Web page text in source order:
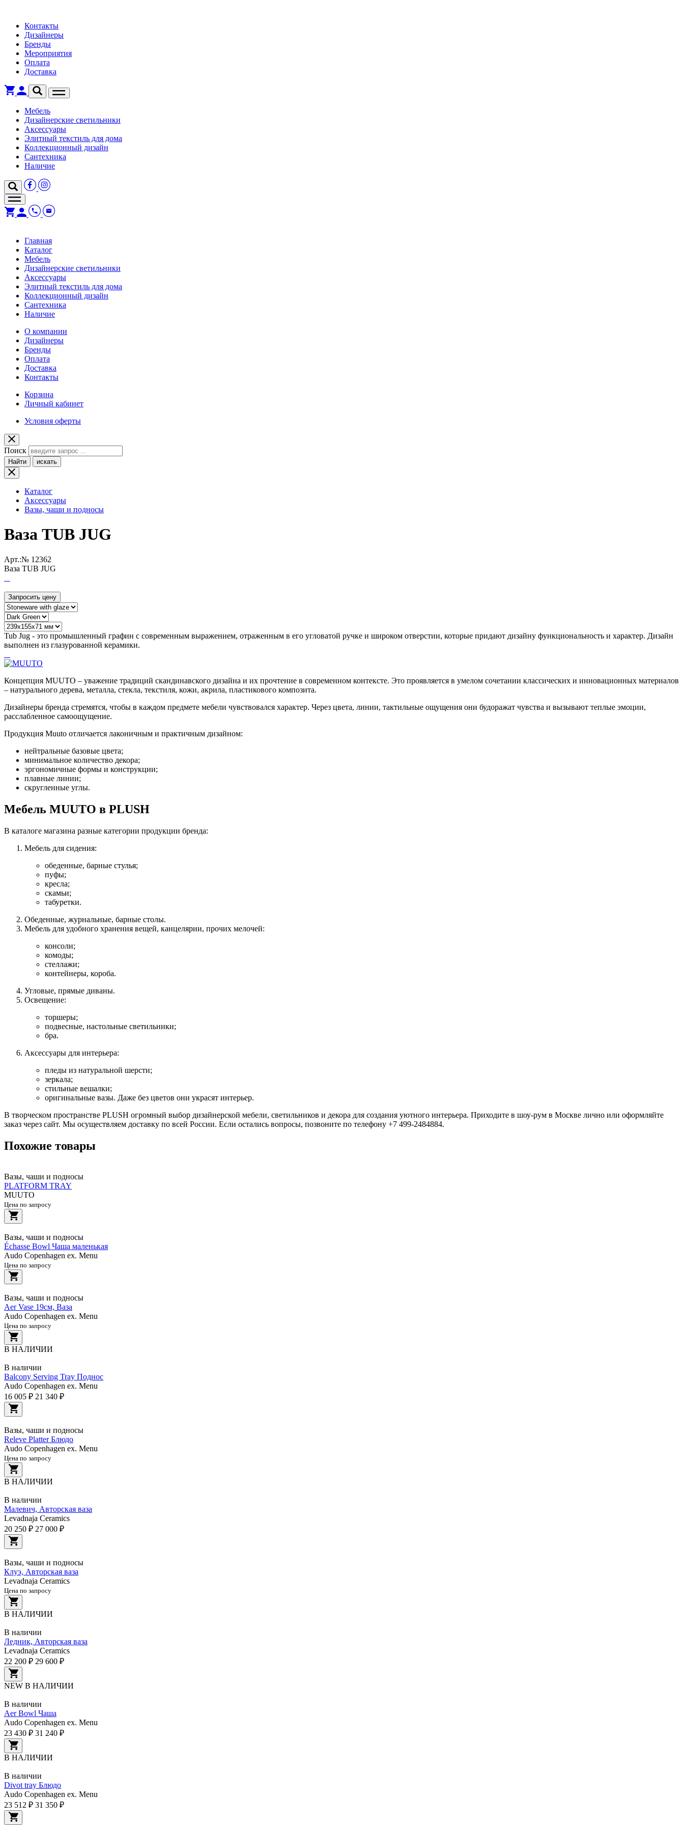
Контакты
Дизайнеры
Бренды
Мероприятия
Оплата
Доставка
Мебель
Дизайнерские светильники
Аксессуары
Элитный текстиль для дома
Коллекционный дизайн
Сантехника
Наличие
Главная
Каталог
Мебель
Дизайнерские светильники
Аксессуары
Элитный текстиль для дома
Коллекционный дизайн
Сантехника
Наличие
О компании
Дизайнеры
Бренды
Оплата
Доставка
Контакты
Корзина
Личный кабинет
Условия оферты
Поиск
Найти искать
Каталог
Аксессуары
Вазы, чаши и подносы
Ваза TUB JUG
Арт.:№ 12362
Ваза TUB JUG
Запросить цену
Tub Jug - это промышленный графин с современным выражением, отраженным в его угловатой ручке и широком отверстии, которые придают дизайну функциональность и характер. Дизайн
выполнен из глазурованной керамики.
Концепция MUUTO – уважение традиций скандинавского дизайна и их прочтение в современном контексте. Это проявляется в умелом сочетании классических и инновационных материалов
– натурального дерева, металла, стекла, текстиля, кожи, акрила, пластикового композита.
Дизайнеры бренда стремятся, чтобы в каждом предмете мебели чувствовался характер. Через цвета, линии, тактильные ощущения они будоражат чувства и вызывают теплые эмоции,
расслабленное самоощущение.
Продукция Muuto отличается лаконичным и практичным дизайном:
нейтральные базовые цвета;
минимальное количество декора;
эргономичные формы и конструкции;
плавные линии;
скругленные углы.
Мебель MUUTO в PLUSH
В каталоге магазина разные категории продукции бренда:
Мебель для сидения:
обеденные, барные стулья;
пуфы;
кресла;
скамьи;
табуретки.
Обеденные, журнальные, барные столы.
Мебель для удобного хранения вещей, канцелярии, прочих мелочей:
консоли;
комоды;
стеллажи;
контейнеры, короба.
Угловые, прямые диваны.
Освещение:
торшеры;
подвесные, настольные светильники;
бра.
Аксессуары для интерьера:
пледы из натуральной шерсти;
зеркала;
стильные вешалки;
оригинальные вазы. Даже без цветов они украсят интерьер.
В творческом пространстве PLUSH огромный выбор дизайнерской мебели, светильников и декора для создания уютного интерьера. Приходите в шоу-рум в Москве лично или оформляйте
заказ через сайт. Мы осуществляем доставку по всей России. Если остались вопросы, позвоните по телефону +7 499-2484884.
Похожие товары
Вазы, чаши и подносы
PLATFORM TRAY
MUUTO
Цена по запросу
Вазы, чаши и подносы
Échasse Bowl Чаша маленькая
Audo Copenhagen ex. Menu
Цена по запросу
Вазы, чаши и подносы
Aer Vase 19см, Ваза
Audo Copenhagen ex. Menu
Цена по запросу
В НАЛИЧИИ
В наличии
Balcony Serving Tray Поднос
Audo Copenhagen ex. Menu
16 005 ₽ 21 340 ₽
Вазы, чаши и подносы
Releve Platter Блюдо
Audo Copenhagen ex. Menu
Цена по запросу
В НАЛИЧИИ
В наличии
Малевич, Авторская ваза
Levadnaja Ceramics
20 250 ₽ 27 000 ₽
Вазы, чаши и подносы
Клуэ, Авторская ваза
Levadnaja Ceramics
Цена по запросу
В НАЛИЧИИ
В наличии
Ледник, Авторская ваза
Levadnaja Ceramics
22 200 ₽ 29 600 ₽
NEW В НАЛИЧИИ
В наличии
Aer Bowl Чаша
Audo Copenhagen ex. Menu
23 430 ₽ 31 240 ₽
В НАЛИЧИИ
В наличии
Divot tray Блюдо
Audo Copenhagen ex. Menu
23 512 ₽ 31 350 ₽